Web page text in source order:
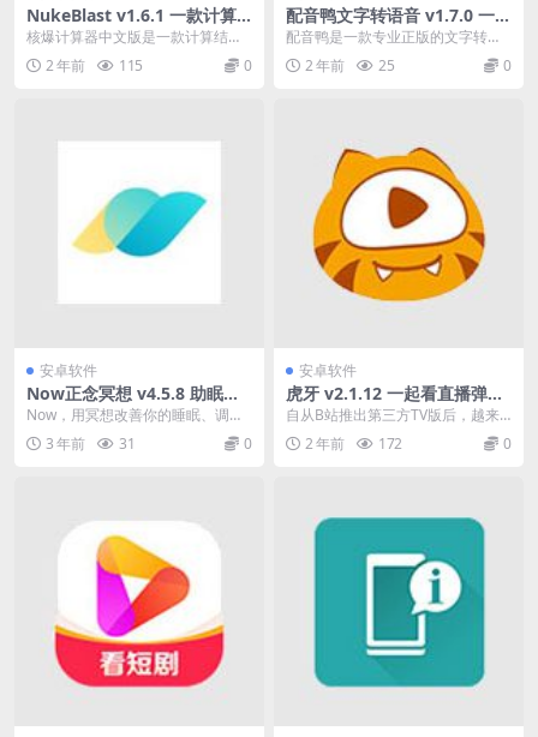
NukeBlast v1.6.1 一款计算
结果非常精准的核爆炸数据预
测软件
核爆计算器中文版是一款计算结果
非常精准的核爆炸数据预测软件。
在这个平台上，我们可...
2 年前 115 0
配音鸭文字转语音 v1.7.0 一款
专业正版的智能配音工具VIP
会员版
配音鸭是一款专业正版的文字转语
音配音软件，轻松几步即可生成高
度拟人的智能配音，全...
2 年前 25 0
安卓软件
Now正念冥想 v4.5.8 助眠减
压冥想之声，解锁会员版
Now，用冥想改善你的睡眠、调节
情绪、缓解焦虑与压力，获得全新
的生活幸福感。结合...
3 年前 31 0
安卓软件
虎牙 v2.1.12 一起看直播弹
幕，虎牙直播第三方TV版
自从B站推出第三方TV版后，越来
越多的网络达人开始为其他平台开
发第三方TV版本。...
2 年前 172 0